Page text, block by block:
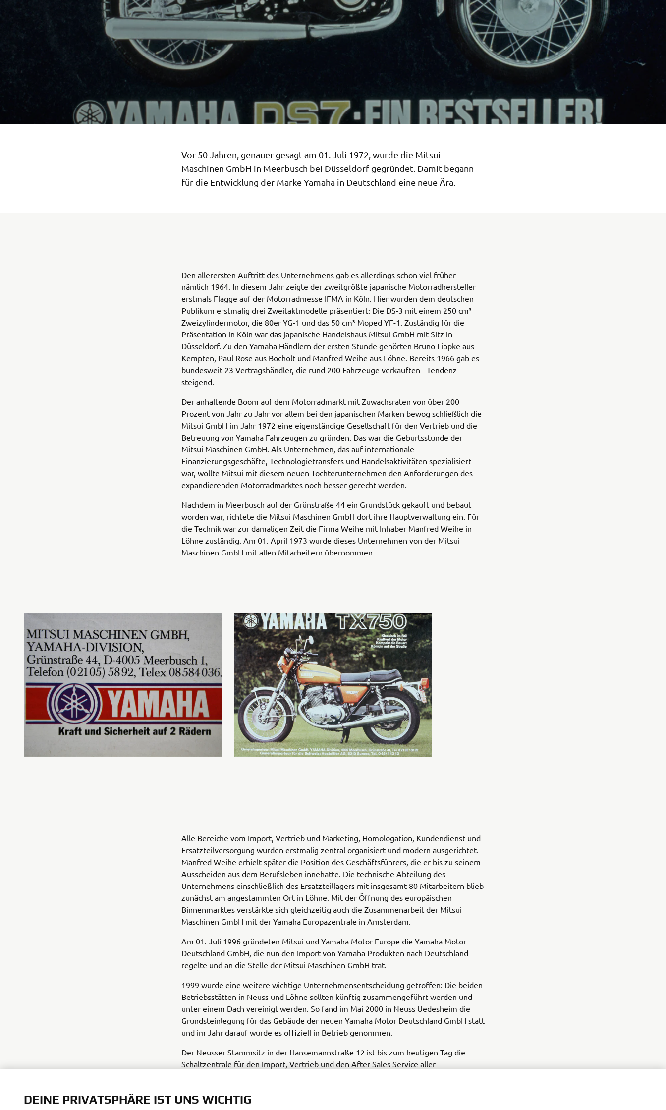
Vor 50 Jahren, genauer gesagt am 01. Juli 1972, wurde die Mitsui
Maschinen GmbH in Meerbusch bei Düsseldorf gegründet. Damit begann
für die Entwicklung der Marke Yamaha in Deutschland eine neue Ära.
Den allerersten Auftritt des Unternehmens gab es allerdings schon viel früher –
nämlich 1964. In diesem Jahr zeigte der zweitgrößte japanische Motorradhersteller
erstmals Flagge auf der Motorradmesse IFMA in Köln. Hier wurden dem deutschen
Publikum erstmalig drei Zweitaktmodelle präsentiert: Die DS-3 mit einem 250 cm³
Zweizylindermotor, die 80er YG-1 und das 50 cm³ Moped YF-1. Zuständig für die
Präsentation in Köln war das japanische Handelshaus Mitsui GmbH mit Sitz in
Düsseldorf. Zu den Yamaha Händlern der ersten Stunde gehörten Bruno Lippke aus
Kempten, Paul Rose aus Bocholt und Manfred Weihe aus Löhne. Bereits 1966 gab es
bundesweit 23 Vertragshändler, die rund 200 Fahrzeuge verkauften - Tendenz
steigend.
Der anhaltende Boom auf dem Motorradmarkt mit Zuwachsraten von über 200
Prozent von Jahr zu Jahr vor allem bei den japanischen Marken bewog schließlich die
Mitsui GmbH im Jahr 1972 eine eigenständige Gesellschaft für den Vertrieb und die
Betreuung von Yamaha Fahrzeugen zu gründen. Das war die Geburtsstunde der
Mitsui Maschinen GmbH. Als Unternehmen, das auf internationale
Finanzierungsgeschäfte, Technologietransfers und Handelsaktivitäten spezialisiert
war, wollte Mitsui mit diesem neuen Tochterunternehmen den Anforderungen des
expandierenden Motorradmarktes noch besser gerecht werden.
Nachdem in Meerbusch auf der Grünstraße 44 ein Grundstück gekauft und bebaut
worden war, richtete die Mitsui Maschinen GmbH dort ihre Hauptverwaltung ein. Für
die Technik war zur damaligen Zeit die Firma Weihe mit Inhaber Manfred Weihe in
Löhne zuständig. Am 01. April 1973 wurde dieses Unternehmen von der Mitsui
Maschinen GmbH mit allen Mitarbeitern übernommen.
Alle Bereiche vom Import, Vertrieb und Marketing, Homologation, Kundendienst und
Ersatzteilversorgung wurden erstmalig zentral organisiert und modern ausgerichtet.
Manfred Weihe erhielt später die Position des Geschäftsführers, die er bis zu seinem
Ausscheiden aus dem Berufsleben innehatte. Die technische Abteilung des
Unternehmens einschließlich des Ersatzteillagers mit insgesamt 80 Mitarbeitern blieb
zunächst am angestammten Ort in Löhne. Mit der Öffnung des europäischen
Binnenmarktes verstärkte sich gleichzeitig auch die Zusammenarbeit der Mitsui
Maschinen GmbH mit der Yamaha Europazentrale in Amsterdam.
Am 01. Juli 1996 gründeten Mitsui und Yamaha Motor Europe die Yamaha Motor
Deutschland GmbH, die nun den Import von Yamaha Produkten nach Deutschland
regelte und an die Stelle der Mitsui Maschinen GmbH trat.
1999 wurde eine weitere wichtige Unternehmensentscheidung getroffen: Die beiden
Betriebsstätten in Neuss und Löhne sollten künftig zusammengeführt werden und
unter einem Dach vereinigt werden. So fand im Mai 2000 in Neuss Uedesheim die
Grundsteinlegung für das Gebäude der neuen Yamaha Motor Deutschland GmbH statt
und im Jahr darauf wurde es offiziell in Betrieb genommen.
Der Neusser Stammsitz in der Hansemannstraße 12 ist bis zum heutigen Tag die
Schaltzentrale für den Import, Vertrieb und den After Sales Service aller
DEINE PRIVATSPHÄRE IST UNS WICHTIG